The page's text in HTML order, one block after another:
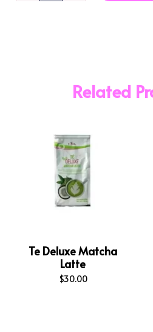
Related
Te Deluxe Matcha
Latte
$30.00